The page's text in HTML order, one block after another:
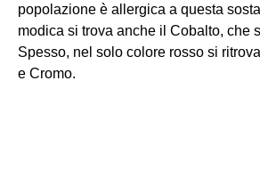
popolazione è allergica a questa
modica si trova anche il Cobalto, che
Spesso, nel solo colore rosso si
e Cromo.